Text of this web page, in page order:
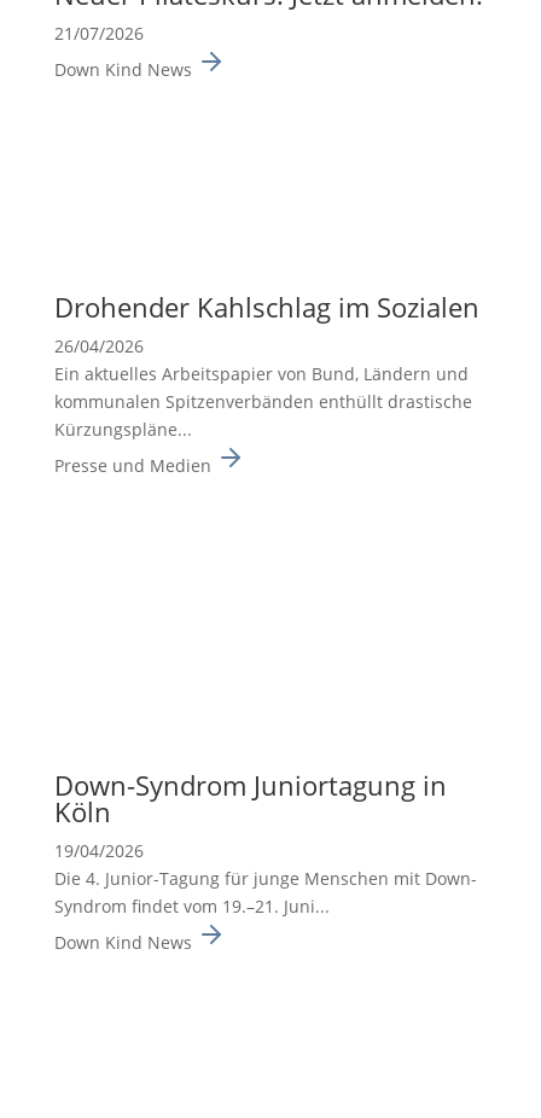
21/07/2026
Down Kind News
Drohender Kahlschlag im Sozialen
26/04/2026
Ein aktuelles Arbeits­pa­pier von Bund, Ländern und
kommu­nalen Spitzen­ver­bänden enthüllt drasti­sche
Kürzungs­pläne...
Presse und Medien
Down-Syndrom Junior­ta­gung in
Köln
19/04/2026
Die 4. Junior-Tagung für junge Menschen mit Down-
Syndrom findet vom 19.–21. Juni...
Down Kind News